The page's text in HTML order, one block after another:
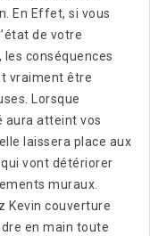
En Effet, si vous
de votre
conséquences
vraiment être
Lorsque
aura atteint vos
laissera place aux
vont détériorer
muraux.
Kevin couverture
en main toute